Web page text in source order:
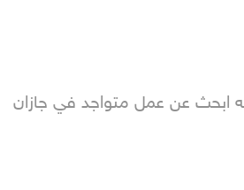
عن عمل متواجد في جازان